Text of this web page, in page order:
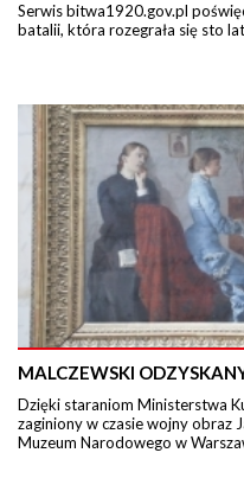
Serwis bitwa1920.gov.pl
batalii, która rozegrała się sto
MALCZEWSKI
Dzięki staraniom Ministerstwa
zaginiony w czasie wojny obraz
Muzeum Narodowego w